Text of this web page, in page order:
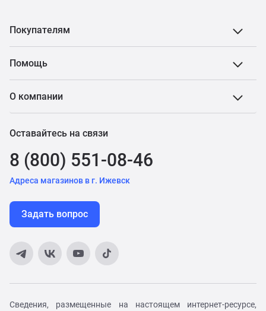
Покупателям
Помощь
О компании
Оставайтесь на связи
8 (800) 551-08-46
Адреса магазинов в г. Ижевск
Задать вопрос
Сведения, размещенные на настоящем интернет-ресурсе,